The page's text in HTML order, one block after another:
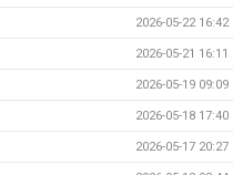
2026-05-22 16:42
2026-05-21 16:11
2026-05-19 09:09
2026-05-18 17:40
2026-05-17 20:27